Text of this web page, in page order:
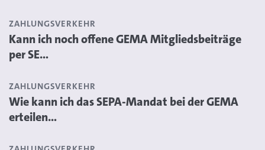
ZAHLUNGSVERKEHR
Kann ich noch offene GEMA Mitgliedsbeiträge
per SE...
ZAHLUNGSVERKEHR
Wie kann ich das SEPA-Mandat bei der GEMA
erteilen...